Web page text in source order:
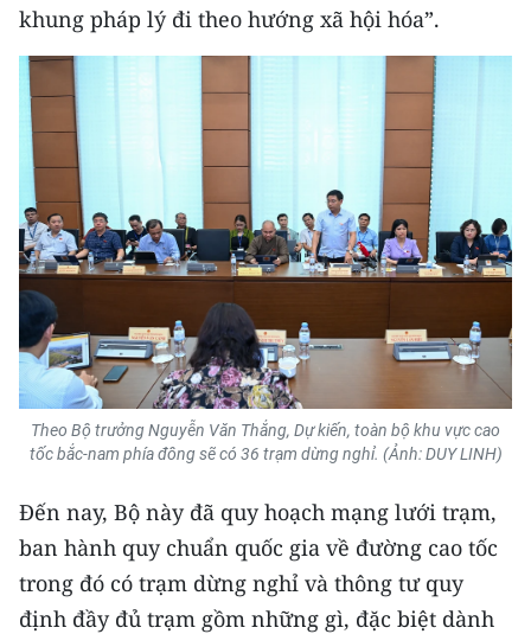
khung pháp lý đi theo hướng xã hội hóa”.
Theo Bộ trưởng Nguyễn Văn Thắng, Dự kiến, toàn bộ khu vực cao
tốc bắc-nam phía đông sẽ có 36 trạm dừng nghỉ. (Ảnh: DUY LINH)
Đến nay, Bộ này đã quy hoạch mạng lưới trạm,
ban hành quy chuẩn quốc gia về đường cao tốc
trong đó có trạm dừng nghỉ và thông tư quy
định đầy đủ trạm gồm những gì, đặc biệt dành